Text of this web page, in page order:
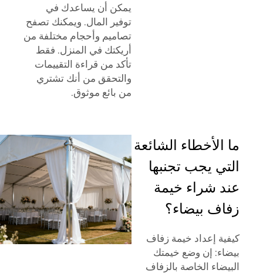
يمكن أن يساعدك في
توفير المال. ويمكنك تصفح
تصاميم وأحجام مختلفة من
أريكتك في المنزل. فقط
تأكد من قراءة التقييمات
والتحقق من أنك تشتري
من بائع موثوق.
ما الأخطاء الشائعة
التي يجب تجنبها
عند شراء خيمة
زفاف بيضاء؟
كيفية إعداد خيمة زفاف
بيضاء: إن وضع خيمتك
البيضاء الخاصة بالزفاف